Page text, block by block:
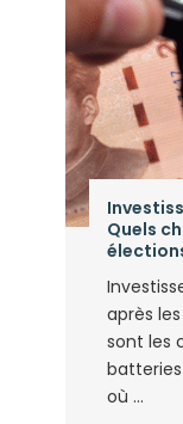
Quels
après
sont les
où ...